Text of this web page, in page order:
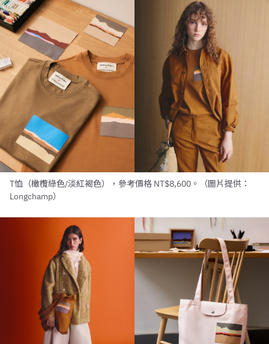
T恤（橄欖綠色/淡紅褐色），參考價格 NT$8,600。（圖片提供：
Longchamp）